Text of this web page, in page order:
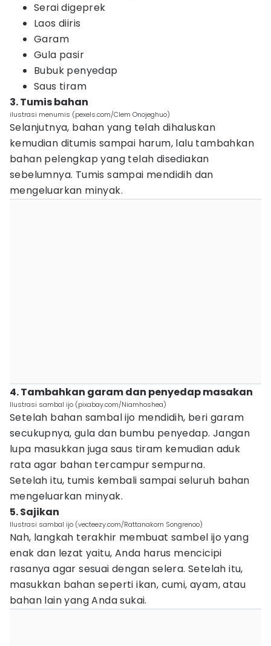
Serai digeprek
Laos diiris
Garam
Gula pasir
Bubuk penyedap
Saus tiram
3. Tumis bahan
ilustrasi menumis (pexels.com/Clem Onojeghuo)
Selanjutnya, bahan yang telah dihaluskan
kemudian ditumis sampai harum, lalu tambahkan
bahan pelengkap yang telah disediakan
sebelumnya. Tumis sampai mendidih dan
mengeluarkan minyak.
4. Tambahkan garam dan penyedap masakan
Ilustrasi sambal ijo (pixabay.com/Niamhoshea)
Setelah bahan sambal ijo mendidih, beri garam
secukupnya, gula dan bumbu penyedap. Jangan
lupa masukkan juga saus tiram kemudian aduk
rata agar bahan tercampur sempurna.
Setelah itu, tumis kembali sampai seluruh bahan
mengeluarkan minyak.
5. Sajikan
Ilustrasi sambal ijo (vecteezy.com/Rattanakorn Songrenoo)
Nah, langkah terakhir membuat sambel ijo yang
enak dan lezat yaitu, Anda harus mencicipi
rasanya agar sesuai dengan selera. Setelah itu,
masukkan bahan seperti ikan, cumi, ayam, atau
bahan lain yang Anda sukai.